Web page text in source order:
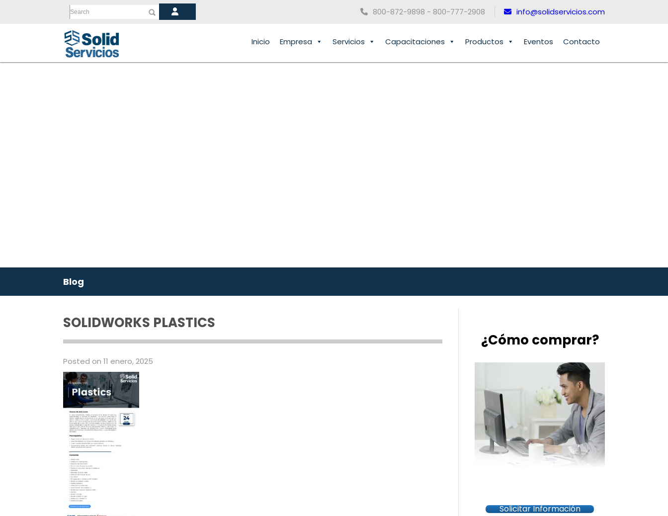
800-872-9898 - 800-777-2908 info@solidservicios.com
Search
Inicio Empresa Servicios Capacitaciones Productos Eventos Contacto
Blog
SOLIDWORKS PLASTICS
Posted on 11 enero, 2025
¿Cómo comprar?
Solicitar Información